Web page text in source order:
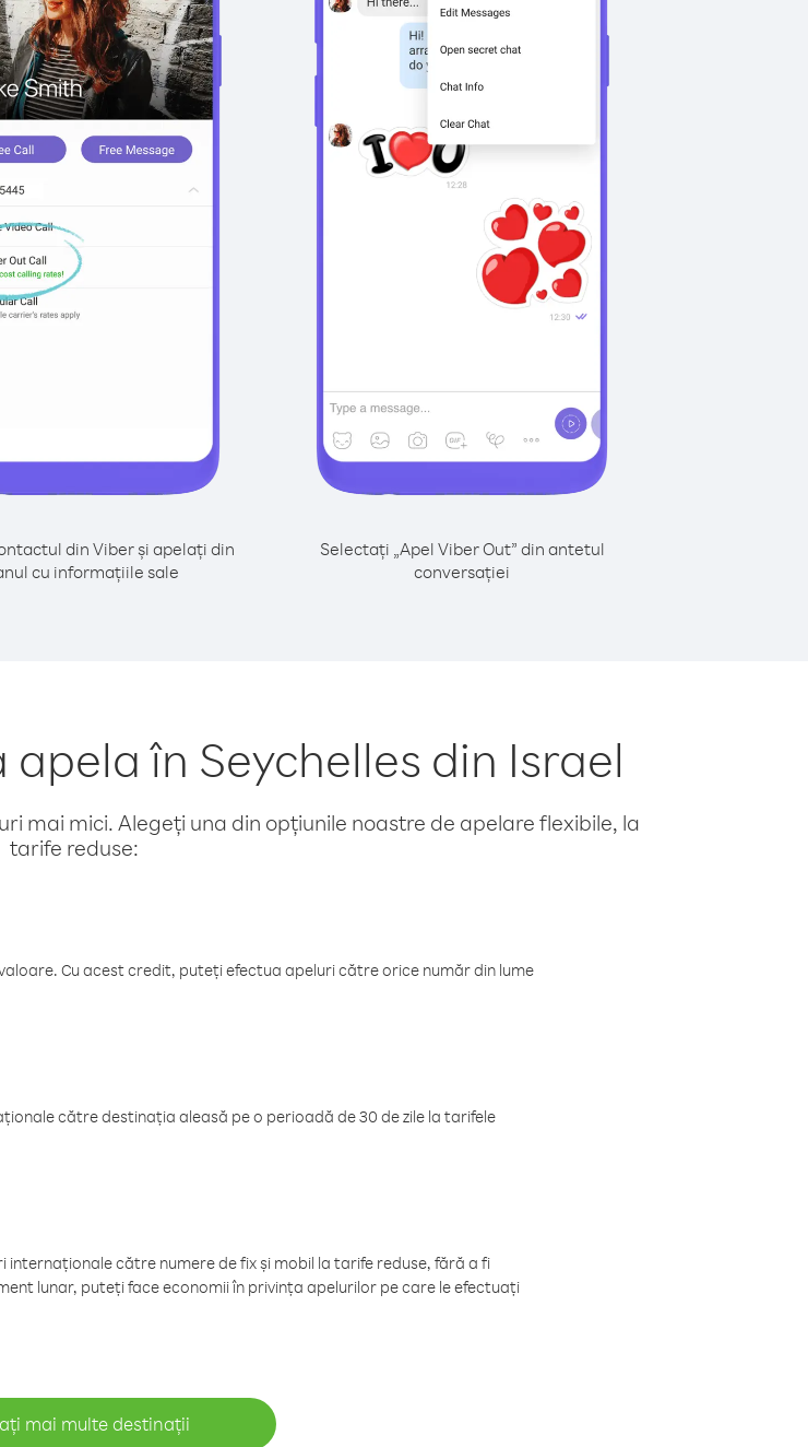
din Viber și apelați din
cu informațiile sale
Selectați „Apel Viber Out” din antetul
conversației
în Seychelles din Israel
mai mici. Alegeți una din opțiunile noastre de apelare flexibile, la
tarife reduse:
Cu acest credit, puteți efectua apeluri către orice număr din lume
către destinația aleasă pe o perioadă de 30 de zile la tarifele
către numere de fix și mobil la tarife reduse, fără a fi
lunar, puteți face economii în privința apelurilor pe care le efectuați
mai multe destinații